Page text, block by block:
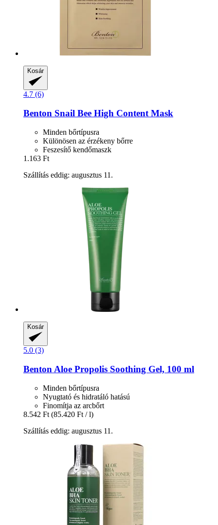
Kosár
4.7 (6)
Benton Snail Bee High Content Mask
Minden bőrtípusra
Különösen az érzékeny bőrre
Feszesítő kendőmaszk
1.163 Ft
Szállítás eddig: augusztus 11.
Kosár
5.0 (3)
Benton Aloe Propolis Soothing Gel, 100 ml
Minden bőrtípusra
Nyugtató és hidratáló hatású
Finomítja az arcbőrt
8.542 Ft (85.420 Ft / l)
Szállítás eddig: augusztus 11.